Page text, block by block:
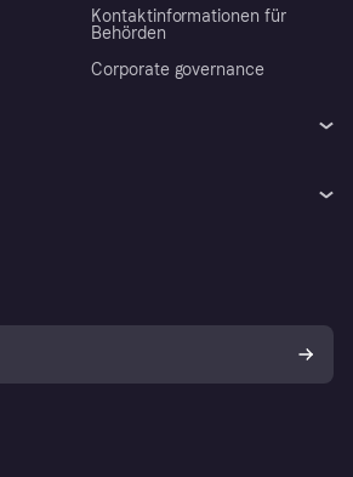
Kontaktinformationen für
Behörden
Corporate governance